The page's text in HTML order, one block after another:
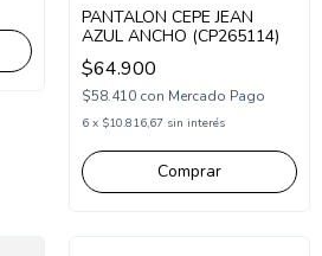
PANTALON CEPE JEAN
AZUL ANCHO (CP265114)
$64.900
$58.410 con Mercado Pago
6 x $10.816,67 sin interés
Comprar